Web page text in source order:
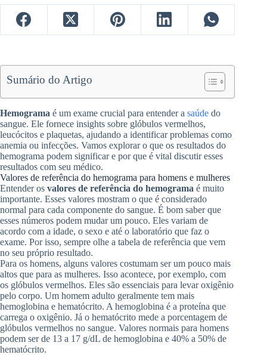
Sumário do Artigo
Hemograma é um exame crucial para entender a saúde do
sangue. Ele fornece insights sobre glóbulos vermelhos,
leucócitos e plaquetas, ajudando a identificar problemas como
anemia ou infecções. Vamos explorar o que os resultados do
hemograma podem significar e por que é vital discutir esses
resultados com seu médico.
Valores de referência do hemograma para homens e mulheres
Entender os valores de referência do hemograma é muito
importante. Esses valores mostram o que é considerado
normal para cada componente do sangue. É bom saber que
esses números podem mudar um pouco. Eles variam de
acordo com a idade, o sexo e até o laboratório que faz o
exame. Por isso, sempre olhe a tabela de referência que vem
no seu próprio resultado.
Para os homens, alguns valores costumam ser um pouco mais
altos que para as mulheres. Isso acontece, por exemplo, com
os glóbulos vermelhos. Eles são essenciais para levar oxigênio
pelo corpo. Um homem adulto geralmente tem mais
hemoglobina e hematócrito. A hemoglobina é a proteína que
carrega o oxigênio. Já o hematócrito mede a porcentagem de
glóbulos vermelhos no sangue. Valores normais para homens
podem ser de 13 a 17 g/dL de hemoglobina e 40% a 50% de
hematócrito.